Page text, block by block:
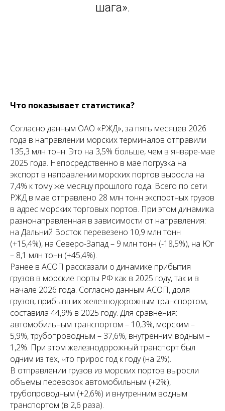
шага».
Что показывает статистика?
Согласно данным ОАО «РЖД», за пять месяцев 2026
года в направлении морских терминалов отправили
135,3 млн тонн. Это на 3,5% больше, чем в январе-мае
2025 года. Непосредственно в мае погрузка на
экспорт в направлении морских портов выросла на
7,4% к тому же месяцу прошлого года. Всего по сети
РЖД в мае отправлено 28 млн тонн экспортных грузов
в адрес морских торговых портов. При этом динамика
разнонаправленная в зависимости от направления:
на Дальний Восток перевезено 10,9 млн тонн
(+15,4%), на Северо-Запад – 9 млн тонн (-18,5%), на Юг
– 8,1 млн тонн (+45,4%).
Ранее в АСОП рассказали о динамике прибытия
грузов в морские порты РФ как в 2025 году, так и в
начале 2026 года. Согласно данным АСОП, доля
грузов, прибывших железнодорожным транспортом,
составила 44,9% в 2025 году. Для сравнения:
автомобильным транспортом – 10,3%, морским –
5,9%, трубопроводным – 37,6%, внутренним водным –
1,2%. При этом железнодорожный транспорт был
одним из тех, что прирос год к году (на 2%).
В отправлении грузов из морских портов выросли
объемы перевозок автомобильным (+2%),
трубопроводным (+2,6%) и внутренним водным
транспортом (в 2,6 раза).